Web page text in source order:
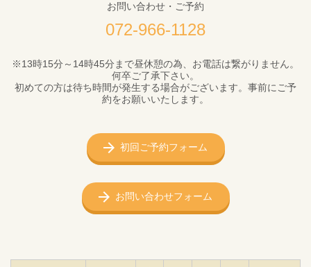
お問い合わせ・ご予約
072-966-1128
※13時15分～14時45分まで昼休憩の為、お電話は繋がりません。
何卒ご了承下さい。
初めての方は待ち時間が発生する場合がございます。事前にご予
約をお願いいたします。
初回ご予約フォーム
お問い合わせフォーム